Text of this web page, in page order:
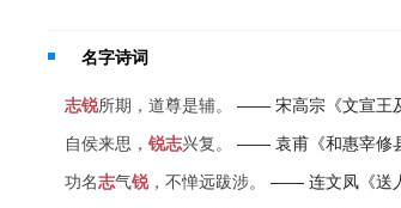
名字诗词
志锐所期，道尊是辅。
—— 宋高宗《文宣王
自侯来思， 锐志兴复。
—— 袁甫《和惠宰修
功名志气锐，不惮远跋涉。
—— 连文凤《送